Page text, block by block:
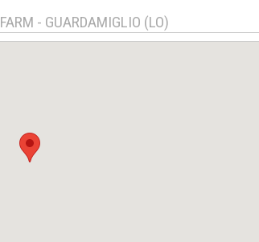
- GUARDAMIGLIO (LO)